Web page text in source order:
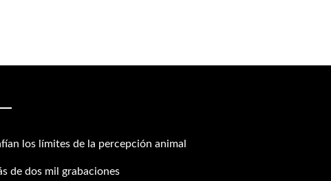
los límites de la percepción animal
de dos mil grabaciones